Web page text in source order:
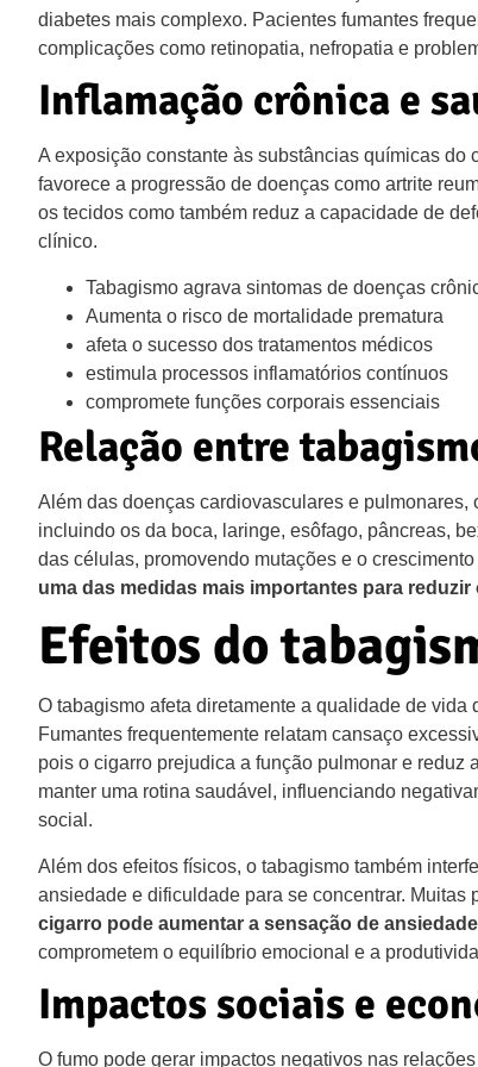
diabetes mais complexo. Pacientes fumantes
complicações como retinopatia, nefropatia e
Inflamação crônica e
A exposição constante às substâncias químicas
favorece a progressão de doenças como artrite
os tecidos como também reduz a capacidade de
clínico.
Tabagismo agrava sintomas de doenças
Aumenta o risco de mortalidade prematura
afeta o sucesso dos tratamentos médicos
estimula processos inflamatórios contínuos
compromete funções corporais essenciais
Relação entre
Além das doenças cardiovasculares e
incluindo os da boca, laringe, esôfago, pâncreas,
das células, promovendo mutações e o
uma das medidas mais importantes para
Efeitos do
O tabagismo afeta diretamente a qualidade de
Fumantes frequentemente relatam cansaço
pois o cigarro prejudica a função pulmonar e
manter uma rotina saudável, influenciando
social.
Além dos efeitos físicos, o tabagismo também
ansiedade e dificuldade para se concentrar.
cigarro pode aumentar a sensação de
comprometem o equilíbrio emocional e a
Impactos sociais e
O fumo pode gerar impactos negativos nas